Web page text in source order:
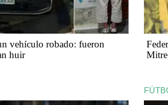
vehículo robado: fueron
huir